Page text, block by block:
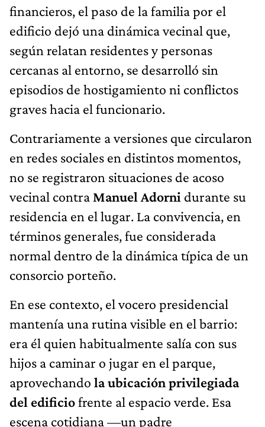
financieros, el paso de la familia por el
edificio dejó una dinámica vecinal que,
según relatan residentes y personas
cercanas al entorno, se desarrolló sin
episodios de hostigamiento ni conflictos
graves hacia el funcionario.
Contrariamente a versiones que circularon
en redes sociales en distintos momentos,
no se registraron situaciones de acoso
vecinal contra Manuel Adorni durante su
residencia en el lugar. La convivencia, en
términos generales, fue considerada
normal dentro de la dinámica típica de un
consorcio porteño.
En ese contexto, el vocero presidencial
mantenía una rutina visible en el barrio:
era él quien habitualmente salía con sus
hijos a caminar o jugar en el parque,
aprovechando la ubicación privilegiada
del edificiofrente al espacio verde. Esa
escena cotidiana —un padre